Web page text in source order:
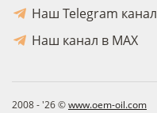
Наш Telegram канал
Наш канал в MAX
2008 - '26 ©www.oem-oil.com